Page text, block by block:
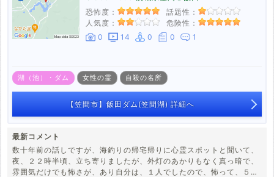
恐怖度：
話題性：
人気度：
危険性：
0
14 0 0 1
湖（池）・ダム 女性の霊 自殺の名所
【笠間市】飯田ダム(笠間湖) 詳細へ
最新コメント
数十年前の話しですが、海釣りの帰宅帰りに心霊スポットと聞いて、
夜、２２時半頃、立ち寄りましたが、外灯のあかりもなく真っ暗で、
雰囲気だけでも怖さが、あり自分は、１人でしたので、怖って、５分